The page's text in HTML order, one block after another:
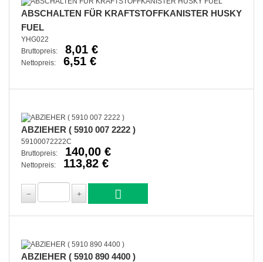
ABSCHALTEN FÜR KRAFTSTOFFKANISTER HUSKY
FUEL
YHG022
Bruttopreis:
8,01 €
Nettopreis: 6,51 €
ABZIEHER ( 5910 007 2222 )
59100072222C
Bruttopreis:
140,00 €
Nettopreis: 113,82 €
ABZIEHER ( 5910 890 4400 )